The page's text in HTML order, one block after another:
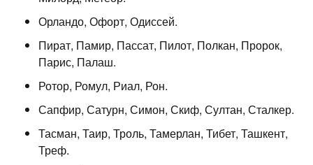
Орландо, Офорт, Одиссей.
Пират, Памир, Пассат, Пилот, Полкан, Пророк,
Парис, Палаш.
Ротор, Ромул, Риал, Рон.
Сапфир, Сатурн, Симон, Скиф, Султан, Сталкер.
Тасман, Таир, Троль, Тамерлан, Тибет, Ташкент,
Треф.